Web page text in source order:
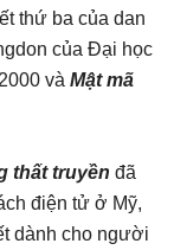
thứ ba của dan
của Đại học
và Mật mã
thất truyền đã
điện tử ở Mỹ,
dành cho người